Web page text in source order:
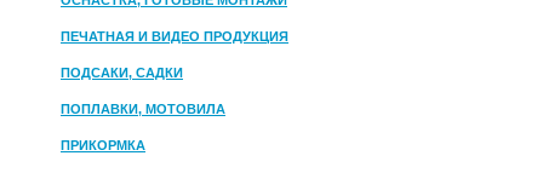
ПЕЧАТНАЯ И ВИДЕО ПРОДУКЦИЯ
ПОДСАКИ, САДКИ
ПОПЛАВКИ, МОТОВИЛА
ПРИКОРМКА